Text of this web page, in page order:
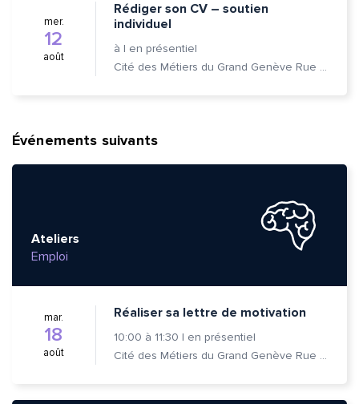
mer.
12
août
Rédiger son CV – soutien
individuel
à | en présentiel
Cité des Métiers du Grand Genève Rue Prévost-Martin 6 1205 Genève
Événements suivants
Ateliers
Emploi
mar.
18
août
Réaliser sa lettre de motivation
10:00 à 11:30 | en présentiel
Cité des Métiers du Grand Genève Rue Prévost-Martin 6 1205 Genève